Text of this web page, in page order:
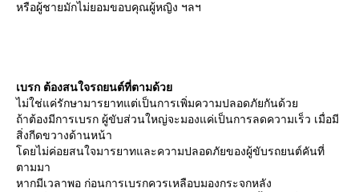
หรือผู้ชายมักไม่ยอมขอบคุณผู้หญิง ฯลฯ
เบรก ต้องสนใจรถยนต์ที่ตามด้ว
ไม่ใช่แค่รักษามารยาทแต่เป็นการเพิ่มความปลอดภัยกันด้ว
ถ้าต้องมีการเบรก ผู้ขับส่วนใหญ่จะมองแค่เป็นการลดความเร็ว เมื่อมี
สิ่งกีดขวางด้านหน้า
ดยไม่ค่อยสนใจมารยาทและความปลอดภัยของผู้ขับรถยนต์คันที่
ตามมา
หากมีเวลาพอ ก่อนการเบรกควรเหลือบมองกระจกหลัง